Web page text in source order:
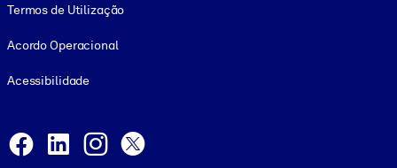
Termos de Utilização
Acordo Operacional
Acessibilidade
Facebook
LinkedInInstagram